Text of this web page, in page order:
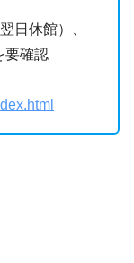
日休館）、
要確認